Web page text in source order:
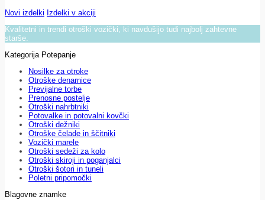
Novi izdelki Izdelki v akciji
Kvalitetni in trendi otroški vozički, ki navdušijo tudi najbolj zahtevne
starše.
Kategorija Potepanje
Nosilke za otroke
Otroške denarnice
Previjalne torbe
Prenosne postelje
Otroški nahrbtniki
Potovalke in potovalni kovčki
Otroški dežniki
Otroške čelade in ščitniki
Vozički marele
Otroški sedeži za kolo
Otroški skiroji in poganjalci
Otroški šotori in tuneli
Poletni pripomočki
Blagovne znamke